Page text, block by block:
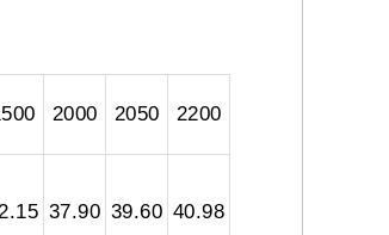
2000 2050 2200
37.90 39.60 40.98